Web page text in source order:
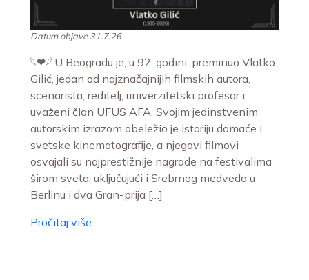
Datum objave 31.7.26
𓆩❤︎𓆪 U Beogradu je, u 92. godini, preminuo Vlatko
Gilić, jedan od najznačajnijih filmskih autora,
scenarista, reditelj, univerzitetski profesor i
uvaženi član UFUS AFA. Svojim jedinstvenim
autorskim izrazom obeležio je istoriju domaće i
svetske kinematografije, a njegovi filmovi
osvajali su najprestižnije nagrade na festivalima
širom sveta, uključujući i Srebrnog medveda u
Berlinu i dva Gran-prija […]
Pročitaj više